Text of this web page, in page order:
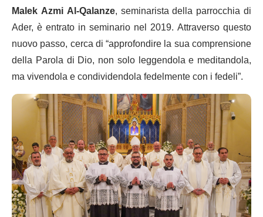
Malek Azmi Al-Qalanze, seminarista della parrocchia di
Ader, è entrato in seminario nel 2019. Attraverso questo
nuovo passo, cerca di “approfondire la sua comprensione
della Parola di Dio, non solo leggendola e meditandola,
ma vivendola e condividendola fedelmente con i fedeli”.